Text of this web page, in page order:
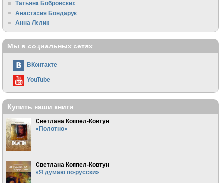
Татьяна Бобровских
Анастасия Бондарук
Анна Лелик
Мы в социальных сетях
ВКонтакте
YouTube
Купить наши книги
Светлана Коппел-Ковтун
«Полотно»
Светлана Коппел-Ковтун
«Я думаю по-русски»